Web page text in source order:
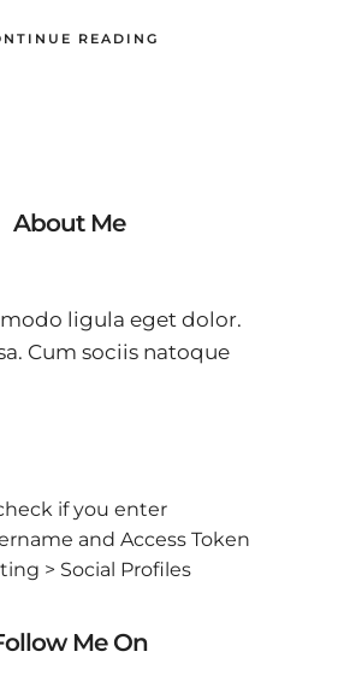
READING
About Me
ligula eget dolor.
Cum sociis natoque
if you enter
and Access Token
> Social Profiles
Me On